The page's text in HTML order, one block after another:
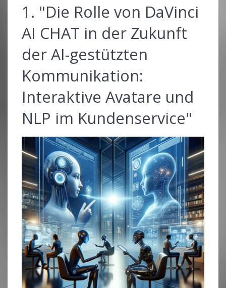
1. "Die Rolle von DaVinci
AI CHAT in der Zukunft
der AI-gestützten
Kommunikation:
Interaktive Avatare und
NLP im Kundenservice"